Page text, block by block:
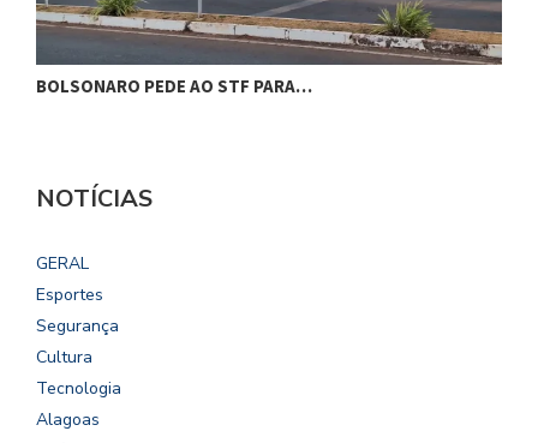
BOLSONARO PEDE AO STF PARA…
NOTÍCIAS
GERAL
Esportes
Segurança
Cultura
Tecnologia
Alagoas